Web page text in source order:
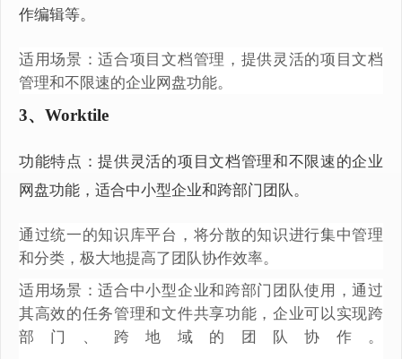
作编辑等。
适用场景：适合项目文档管理，提供灵活的项目文档
管理和不限速的企业网盘功能。
3、Worktile
功能特点：提供灵活的项目文档管理和不限速的企业
网盘功能，适合中小型企业和跨部门团队。
通过统一的知识库平台，将分散的知识进行集中管理
和分类，极大地提高了团队协作效率。
适用场景：适合中小型企业和跨部门团队使用，通过
其高效的任务管理和文件共享功能，企业可以实现跨
部门、跨地域的团队协作。